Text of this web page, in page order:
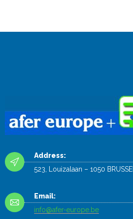
Address:
523, Louizalaan – 1050 BRUSSEL
Email:
info@afer-europe.be